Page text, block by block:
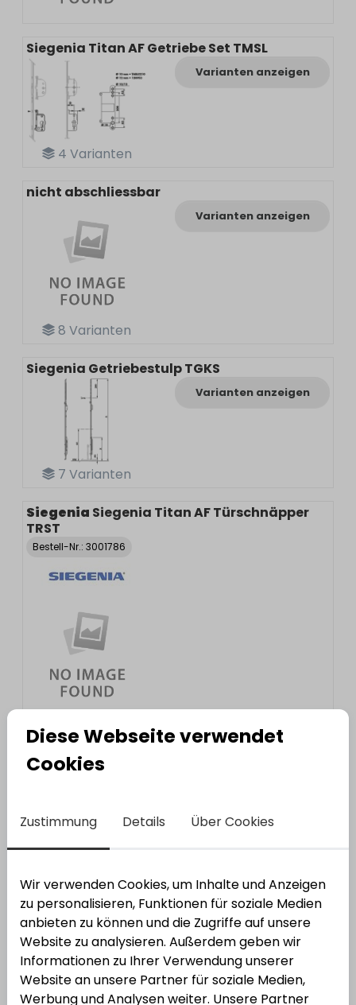
4 Varianten
Siegenia Titan AF Getriebe Set TMSL
Varianten anzeigen
8 Varianten
nicht abschliessbar
Varianten anzeigen
7 Varianten
Siegenia Getriebestulp TGKS
Varianten anzeigen
Siegenia Siegenia Titan AF Türschnäpper
TRST
Bestell-Nr.: 3001786
2Varianten
Siegenia Türgetriebe TGKT
Siegenia Abdeckkappe TKEU
Varianten anzeigen
Diese Webseite verwendet
Cookies
Zustimmung Details Über Cookies
Wir verwenden Cookies, um Inhalte und Anzeigen
zu personalisieren, Funktionen für soziale Medien
anbieten zu können und die Zugriffe auf unsere
Website zu analysieren. Außerdem geben wir
Informationen zu Ihrer Verwendung unserer
Website an unsere Partner für soziale Medien,
Werbung und Analysen weiter. Unsere Partner